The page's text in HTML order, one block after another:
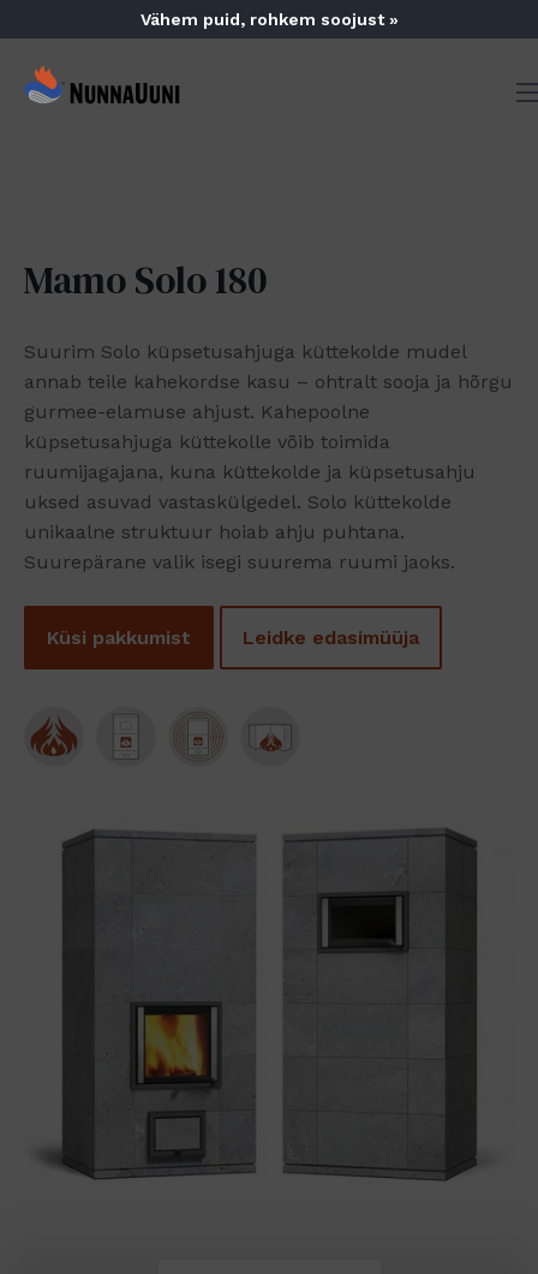
content
Vähem puid, rohkem soojust »
NunnaUuni
Mamo Solo 180
Suurim Solo küpsetusahjuga küttekolde mudel
annab teile kahekordse kasu – ohtralt sooja ja hõrgu
gurmee-elamuse ahjust. Kahepoolne
küpsetusahjuga küttekolle võib toimida
ruumijagajana, kuna küttekolde ja küpsetusahju
uksed asuvad vastaskülgedel. Solo küttekolde
unikaalne struktuur hoiab ahju puhtana.
Suurepärane valik isegi suurema ruumi jaoks.
Küsi pakkumist Leidke edasimüüja